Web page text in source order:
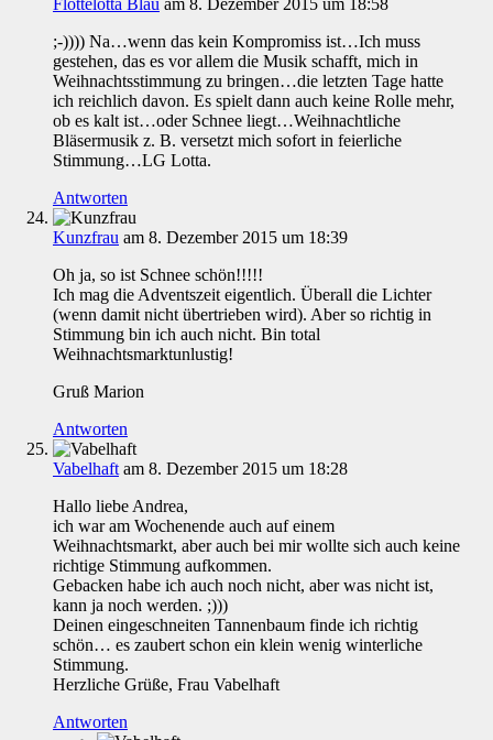
;-)))) Na…wenn das kein Kompromiss ist…Ich muss
gestehen, das es vor allem die Musik schafft, mich in
Weihnachtsstimmung zu bringen…die letzten Tage hatte
ich reichlich davon. Es spielt dann auch keine Rolle mehr,
ob es kalt ist…oder Schnee liegt…Weihnachtliche
Bläsermusik z. B. versetzt mich sofort in feierliche
Stimmung…LG Lotta.
Antworten
Kunzfrau am 8. Dezember 2015 um 18:39
Oh ja, so ist Schnee schön!!!!!
Ich mag die Adventszeit eigentlich. Überall die Lichter
(wenn damit nicht übertrieben wird). Aber so richtig in
Stimmung bin ich auch nicht. Bin total
Weihnachtsmarktunlustig!
Gruß Marion
Antworten
Vabelhaft am 8. Dezember 2015 um 18:28
Hallo liebe Andrea,
ich war am Wochenende auch auf einem
Weihnachtsmarkt, aber auch bei mir wollte sich auch keine
richtige Stimmung aufkommen.
Gebacken habe ich auch noch nicht, aber was nicht ist,
kann ja noch werden. ;)))
Deinen eingeschneiten Tannenbaum finde ich richtig
schön… es zaubert schon ein klein wenig winterliche
Stimmung.
Herzliche Grüße, Frau Vabelhaft
Antworten